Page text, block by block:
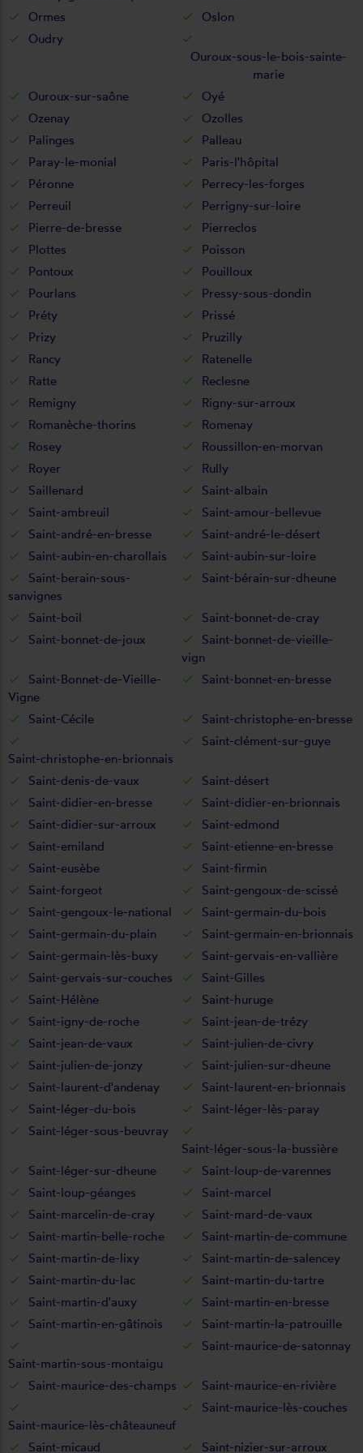
Ormes
Oslon
Oudry
Ouroux-sous-le-bois-sainte-
marie
Ouroux-sur-saône
Oyé
Ozenay
Ozolles
Palinges
Palleau
Paray-le-monial
Paris-l'hôpital
Péronne
Perrecy-les-forges
Perreuil
Perrigny-sur-loire
Pierre-de-bresse
Pierreclos
Plottes
Poisson
Pontoux
Pouilloux
Pourlans
Pressy-sous-dondin
Préty
Prissé
Prizy
Pruzilly
Rancy
Ratenelle
Ratte
Reclesne
Remigny
Rigny-sur-arroux
Romanèche-thorins
Romenay
Rosey
Roussillon-en-morvan
Royer
Rully
Saillenard
Saint-albain
Saint-ambreuil
Saint-amour-bellevue
Saint-andré-en-bresse
Saint-andré-le-désert
Saint-aubin-en-charollais
Saint-aubin-sur-loire
Saint-berain-sous-
sanvignes
Saint-bérain-sur-dheune
Saint-boil
Saint-bonnet-de-cray
Saint-bonnet-de-joux
Saint-bonnet-de-vieille-
vign
Saint-Bonnet-de-Vieille-
Vigne
Saint-bonnet-en-bresse
Saint-Cécile Saint-christophe-en-bresse
Saint-christophe-en-brionnais
Saint-clément-sur-guye
Saint-denis-de-vaux
Saint-désert
Saint-didier-en-bresse
Saint-didier-en-brionnais
Saint-didier-sur-arroux
Saint-edmond
Saint-emiland
Saint-etienne-en-bresse
Saint-eusèbe
Saint-firmin
Saint-forgeot
Saint-gengoux-de-scissé
Saint-gengoux-le-national
Saint-germain-du-bois
Saint-germain-du-plain
Saint-germain-en-brionnais
Saint-germain-lès-buxy
Saint-gervais-en-vallière
Saint-gervais-sur-couches
Saint-Gilles
Saint-Hélène
Saint-huruge
Saint-igny-de-roche
Saint-jean-de-trézy
Saint-jean-de-vaux
Saint-julien-de-civry
Saint-julien-de-jonzy
Saint-julien-sur-dheune
Saint-laurent-d'andenay
Saint-laurent-en-brionnais
Saint-léger-du-bois
Saint-léger-lès-paray
Saint-léger-sous-beuvray
Saint-léger-sous-la-bussière
Saint-léger-sur-dheune
Saint-loup-de-varennes
Saint-loup-géanges
Saint-marcel
Saint-marcelin-de-cray
Saint-mard-de-vaux
Saint-martin-belle-roche
Saint-martin-de-commune
Saint-martin-de-lixy
Saint-martin-de-salencey
Saint-martin-du-lac
Saint-martin-du-tartre
Saint-martin-d'auxy
Saint-martin-en-bresse
Saint-martin-en-gâtinois
Saint-martin-la-patrouille
Saint-martin-sous-montaigu
Saint-maurice-de-satonnay
Saint-maurice-des-champs Saint-maurice-en-rivière
Saint-maurice-lès-châteauneuf
Saint-maurice-lès-couches
Saint-micaud Saint-nizier-sur-arroux